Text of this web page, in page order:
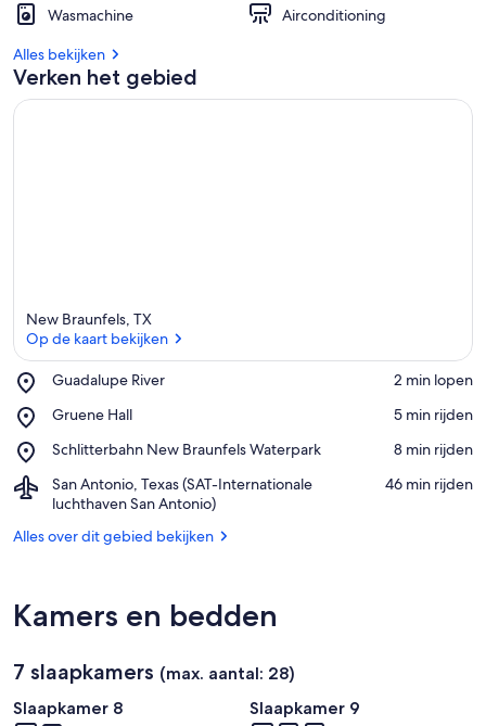
i
n
d
Wasmachine
Airconditioning
Alles bekijken
Verken het gebied
New Braunfels, TX
Op de kaart bekijken
Guadalupe River
Place,
River
‪2 min lopen‬
Gruene Hall
Place,
Hall
‪5 min rijden‬
Schlitterbahn New Braunfels Waterpark
Place,
New
Braunfels
Waterpark
‪8 min rijden‬
San Antonio, Texas (SAT-Internationale
luchthaven San Antonio)
Airport,
San
Texas
San
‪46 min rijden‬
Alles over dit gebied bekijken
Kamers en bedden
7 slaapkamers (max. aantal: 28)
Slaapkamer 8
Slaapkamer 9